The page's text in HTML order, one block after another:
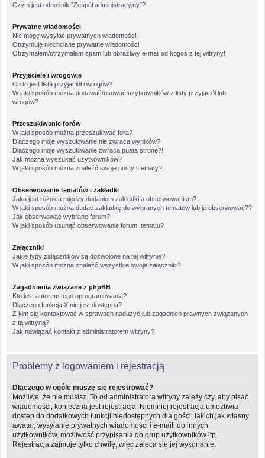
Czym jest odnośnik “Zespół administracyjny”?
Prywatne wiadomości
Nie mogę wysyłać prywatnych wiadomości!
Otrzymuję niechciane prywatne wiadomości!
Otrzymałem/otrzymałam spam lub obraźliwy e-mail od kogoś z tej witryny!
Przyjaciele i wrogowie
Co to jest lista przyjaciół i wrogów?
W jaki sposób można dodawać/usuwać użytkowników z listy przyjaciół lub
wrogów?
Przeszukiwanie forów
W jaki sposób można przeszukiwać fora?
Dlaczego moje wyszukiwanie nie zwraca wyników?
Dlaczego moje wyszukiwanie zwraca pustą stronę?!
Jak można wyszukać użytkowników?
W jaki sposób można znaleźć swoje posty i tematy?
Obserwowanie tematów i zakładki
Jaka jest różnica między dodaniem zakładki a obserwowaniem?
W jaki sposób można dodać zakładkę do wybranych tematów lub je obserwować??
Jak obserwować wybrane forum?
W jaki sposób usunąć obserwowanie forum, tematu?
Załączniki
Jakie typy załączników są dozwolone na tej witrynie?
W jaki sposób można znaleźć wszystkie swoje załączniki?
Zagadnienia związane z phpBB
Kto jest autorem tego oprogramowania?
Dlaczego funkcja X nie jest dostępna?
Z kim się kontaktować w sprawach nadużyć lub zagadnień prawnych związanych
z tą witryną?
Jak nawiązać kontakt z administratorem witryny?
Problemy z logowaniem i rejestracją
Dlaczego w ogóle muszę się rejestrować?
Możliwe, że nie musisz. To od administratora witryny zależy czy, aby pisać
wiadomości, konieczna jest rejestracja. Niemniej rejestracja umożliwia
dostęp do dodatkowych funkcji niedostępnych dla gości, takich jak własny
awatar, wysyłanie prywatnych wiadomości i e-maili do innych
użytkowników, możliwość przypisania do grup użytkowników itp.
Rejestracja zajmuje tylko chwilę, więc zaleca się jej wykonanie.